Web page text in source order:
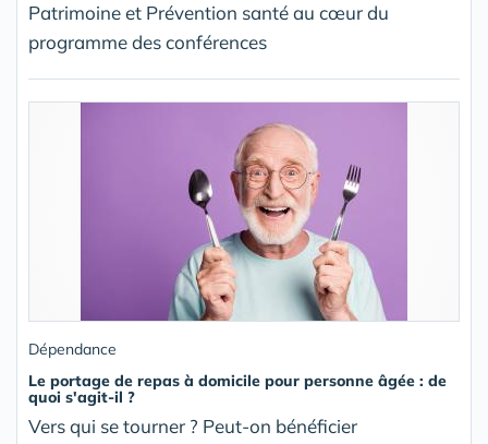
Patrimoine et Prévention santé au cœur du
programme des conférences
Dépendance
Le portage de repas à domicile pour personne âgée : de
quoi s'agit-il ?
Vers qui se tourner ? Peut-on bénéficier